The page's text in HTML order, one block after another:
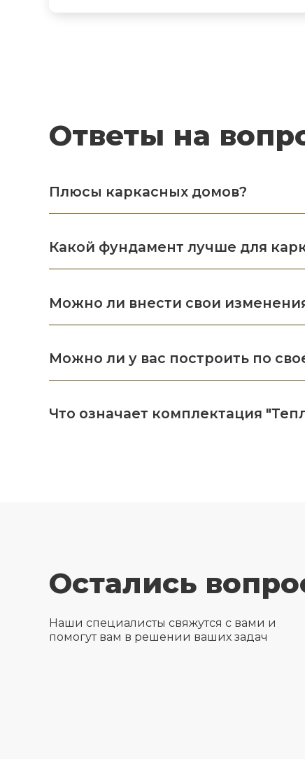
Ответы на
Плюсы каркасных домов?
Какой фундамент лучше для
Можно ли внести свои
Можно ли у вас построить по
Что означает комплектация
Остались
Наши специалисты свяжутся с вами и
помогут вам в решении ваших задач